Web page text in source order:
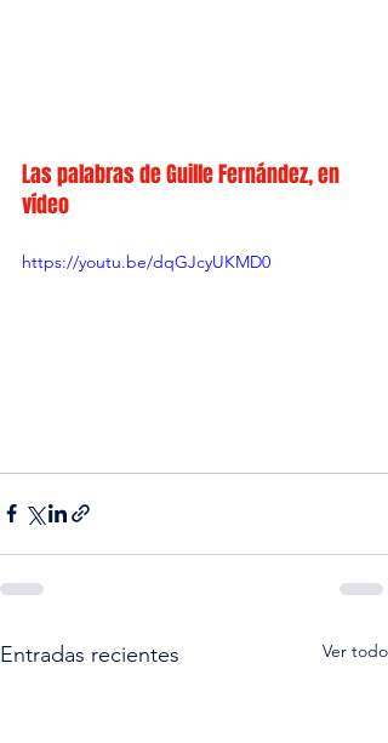
Las palabras de Guille Fernández, en
vídeo
https://youtu.be/dqGJcyUKMD0
Entradas recientes Ver todo